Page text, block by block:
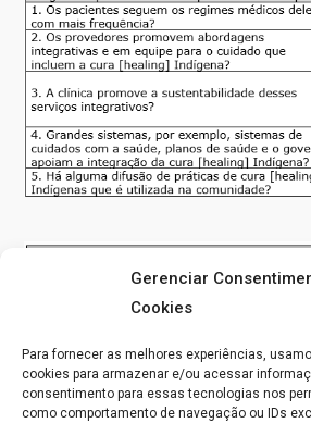
Gerenciar
Cookies
Para fornecer as melhores experiências,
cookies para armazenar e/ou acessar
consentimento para essas tecnologias nos
como comportamento de navegação ou IDs